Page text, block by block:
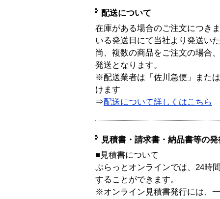
配送について
在庫がある場合のご注文につき
いる発送日にて当社より発送い
尚、複数の商品をご注文の場合
発送となります。
※配送業者は「佐川急便」また
けます
⇒配送について詳しくはこちら
見積書・請求書・納品書等の
■見積書について
ぷらっとオンラインでは、24時
することができます。
※オンライン見積書発行には、